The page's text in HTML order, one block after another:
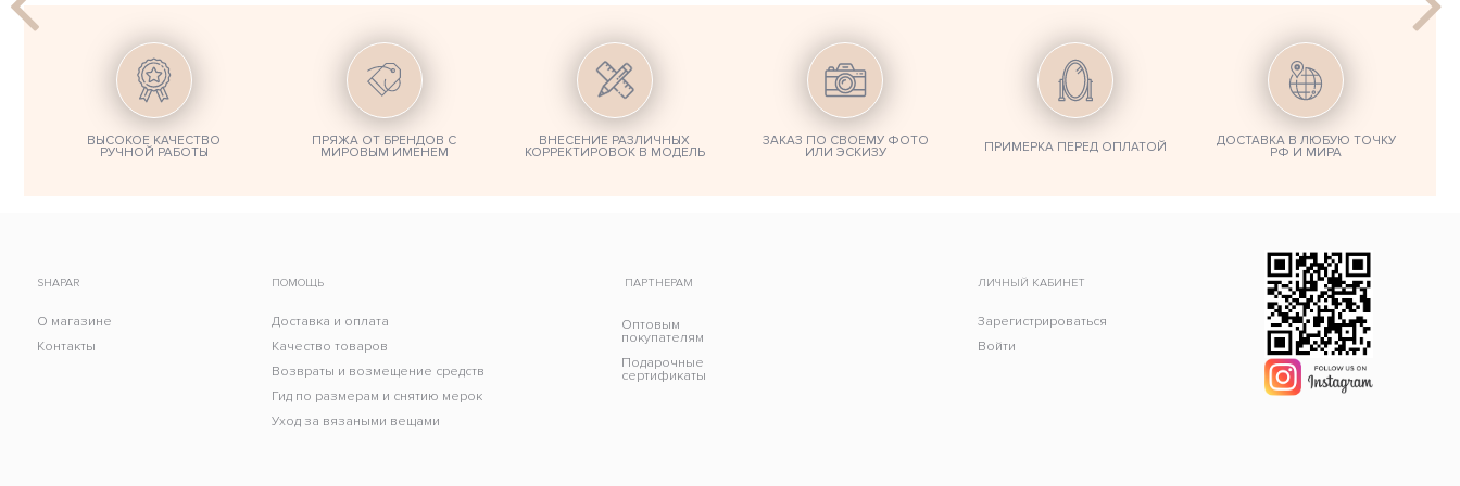
ВЫСОКОЕ КАЧЕСТВО
РУЧНОЙ РАБОТЫ
ПРЯЖА ОТ БРЕНДОВ С
МИРОВЫМ ИМЕНЕМ
ВНЕСЕНИЕ РАЗЛИЧНЫХ
КОРРЕКТИРОВОК В МОДЕЛЬ
ЗАКАЗ ПО СВОЕМУ ФОТО
ИЛИ ЭСКИЗУ ПРИМЕРКА ПЕРЕД ОПЛАТОЙ ДОСТАВКА В ЛЮБУЮ ТОЧКУ
РФ И МИРА
SHAPAR
О магазине
Контакты
ПОМОЩЬ
Доставка и оплата
Качество товаров
Возвраты и возмещение средств
Гид по размерам и снятию мерок
Уход за вязаными вещами
ПАРТНЕРАМ
Оптовым
покупателям
Подарочные
сертификаты
ЛИЧНЫЙ КАБИНЕТ
Зарегистрироваться
Войти